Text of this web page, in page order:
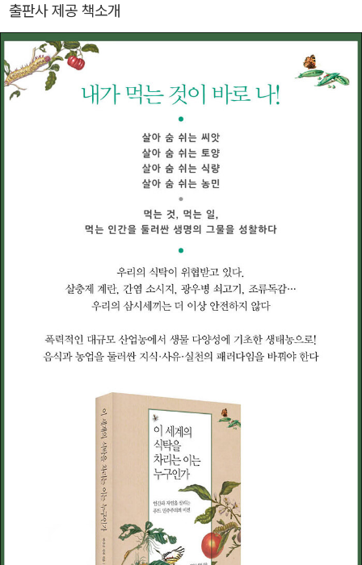
만》, 《동물 미술관》, 《철학이 있는 도시》, 《걸으면 해결된다》(공저),
《낱말의 우주》 등을 썼다.
출판사 제공 책소개